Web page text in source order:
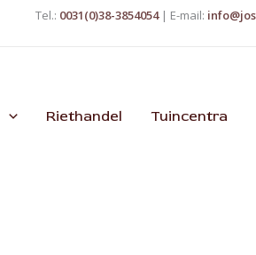
Tel.: 0031(0)38-3854054| E-mail:
Riethandel Tuincentra